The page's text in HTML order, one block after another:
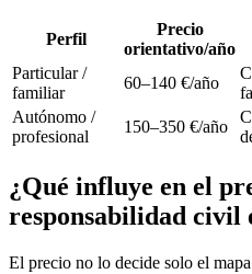
Perfil
Precio
orientativo/año
Particular /
familiar
60–140 €/año
Autónomo /
profesional
150–350 €/año
¿Qué influye en el
responsabilidad civil
El precio no lo decide solo el